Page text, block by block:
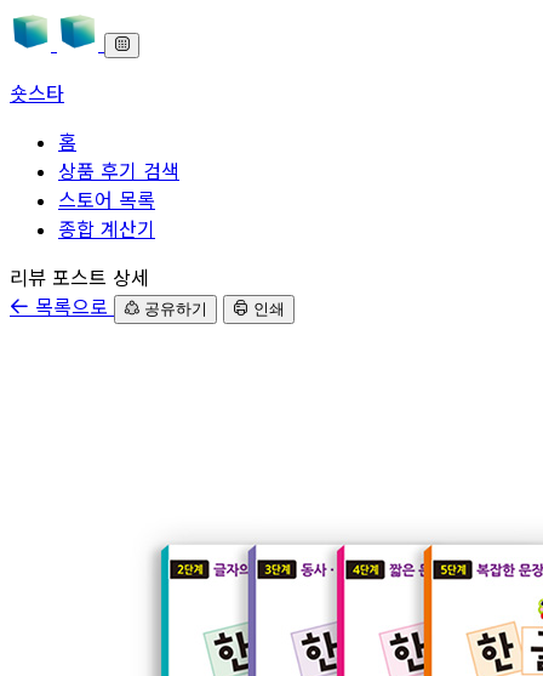
숏스타
홈
상품 후기 검색
스토어 목록
종합 계산기
본문으로 바로가기
리뷰 포스트 상세
목록으로
공유하기 인쇄